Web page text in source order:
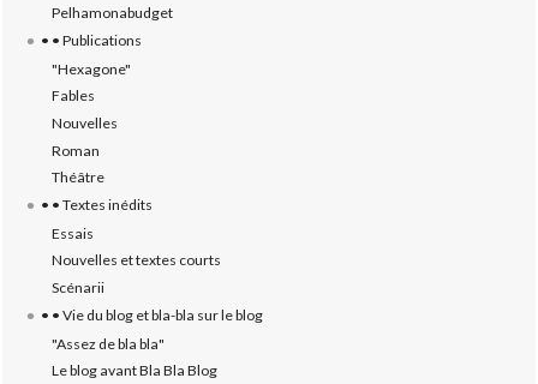
Pelhamonabudget
• • Publications
"Hexagone"
Fables
Nouvelles
Roman
Théâtre
• • Textes inédits
Essais
Nouvelles et textes courts
Scénarii
• • Vie du blog et bla-bla sur le blog
"Assez de bla bla"
Le blog avant Bla Bla Blog